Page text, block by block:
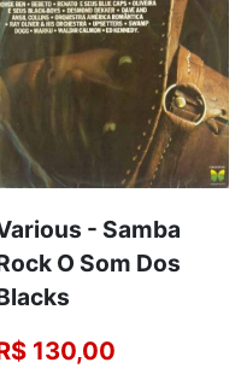
- Samba
O Som Dos
130,00